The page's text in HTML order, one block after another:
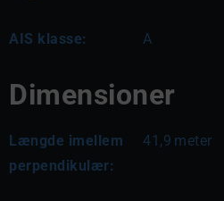
AIS klasse: A
Dimensioner
Længde imellem
perpendikulær:
41,9 meter